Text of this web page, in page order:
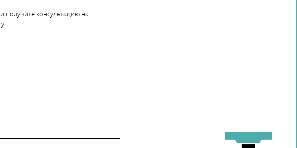
получите консультацию на